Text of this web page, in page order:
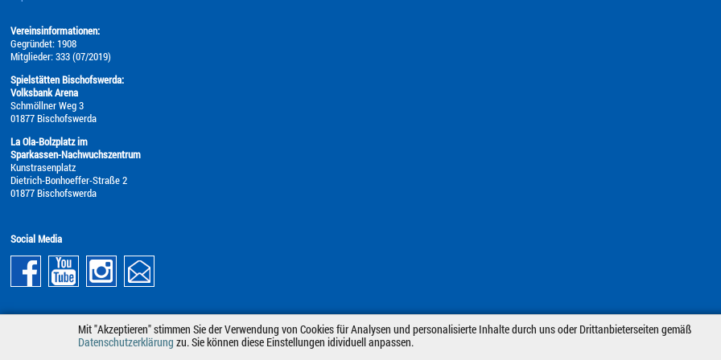
Vereinsinformationen:
Gegründet: 1908
Mitglieder: 333 (07/2019)
Spielstätten Bischofswerda:
Volksbank Arena
Schmöllner Weg 3
01877 Bischofswerda
La Ola-Bolzplatz im
Sparkassen-Nachwuchszentrum
Kunstrasenplatz
Dietrich-Bonhoeffer-Straße 2
01877 Bischofswerda
Social Media
Mit "Akzeptieren" stimmen Sie der Verwendung von Cookies für Analysen und personalisierte Inhalte durch uns oder Drittanbieterseiten gemäß
Datenschutzerklärung zu. Sie können diese Einstellungen idividuell anpassen.